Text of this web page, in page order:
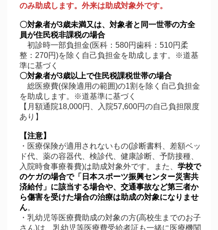
のみ助成します。外来は助成対象外です。
〇対象者が3歳未満又は、対象者と同一世帯の方全
員が住民税非課税の場合
初診時一部負担金(医科：580円歯科：510円柔
整：270円)を除く自己負担金を助成します。※道基
準に基づく
〇対象者が3歳以上で住民税課税世帯の場合
総医療費(保険適用の範囲)の1割を除く自己負担金
を助成します。※道基準に基づく
【月額通院18,000円、入院57,600円の自己負担限度
あり】
【注意】
・医療保険が適用されないもの(診断書料、差額ベッ
ド代、薬の容器代、検診代、健康診断、予防接種、
入院時食事療養費)は助成対象外です。また、 学校で
のケガの場合で「日本スポーツ振興センター災害共
済給付」に該当する場合や、交通事故など第三者か
ら傷害を受けた場合の治療は助成の対象になりませ
ん。
・乳幼児等医療費助成の対象の方(高校生までのお子
さん)は、乳幼児等医療費受給者証も一緒に医療機関